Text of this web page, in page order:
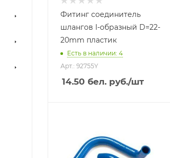
Фитинг соединитель
шлангов I-образный D=22-
20mm пластик
Есть в наличии: 4
Арт.: 92755Y
14.50 бел. руб./шт